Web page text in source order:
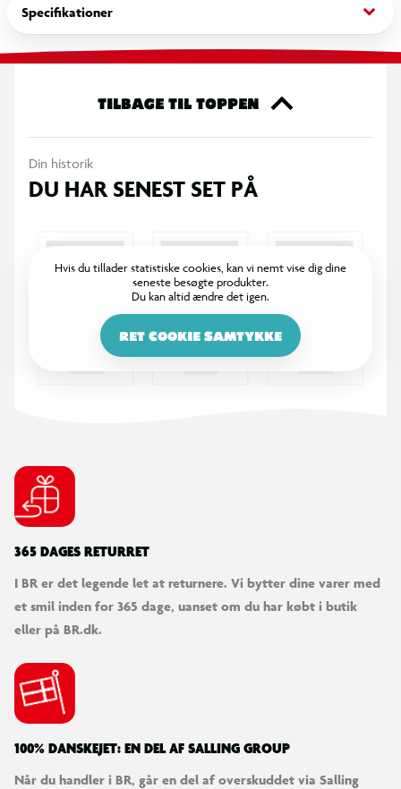
Specifikationer keyboard_arrow_down
TILBAGE TIL TOPPEN
Din historik
DU HAR SENEST SET PÅ
Hvis du tillader statistiske cookies, kan vi nemt vise dig dine
seneste besøgte produkter.
Du kan altid ændre det igen.
RET COOKIE SAMTYKKE
365 DAGES RETURRET
I BR er det legende let at returnere. Vi bytter dine varer med
et smil inden for 365 dage, uanset om du har købt i butik
eller på BR.dk.
100% DANSKEJET: EN DEL AF SALLING GROUP
Når du handler i BR, går en del af overskuddet via Salling